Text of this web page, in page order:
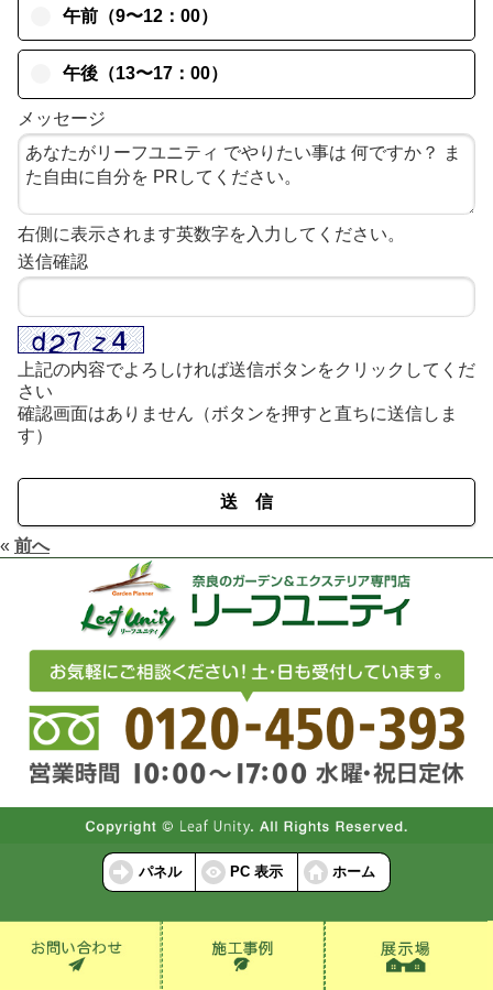
午前（9〜12：00）
午後（13〜17：00）
メッセージ
右側に表示されます英数字を入力してください。
送信確認
上記の内容でよろしければ送信ボタンをクリックしてくだ
さい
確認画面はありません（ボタンを押すと直ちに送信しま
す）
送 信
« 前へ
パネル PC 表示 ホーム